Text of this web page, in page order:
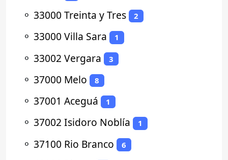
⚬ 33000 Treinta y Tres 2
⚬ 33000 Villa Sara 1
⚬ 33002 Vergara 3
⚬ 37000 Melo 8
⚬ 37001 Aceguá 1
⚬ 37002 Isidoro Noblía 1
⚬ 37100 Rio Branco 6